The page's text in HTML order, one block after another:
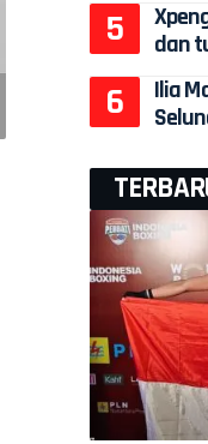
dan
Ilia